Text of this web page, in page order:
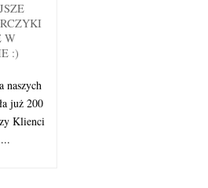
W
:)
naszych
już 200
Klienci